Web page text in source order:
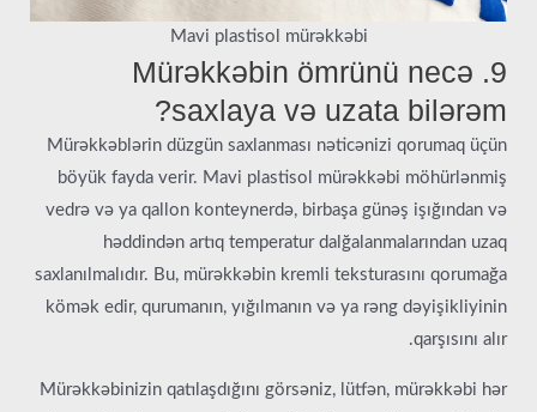
Mavi plastisol mürəkkəbi
9. Mürəkkəbin ömrünü necə
saxlaya və uzata bilərəm?
Mürəkkəblərin düzgün saxlanması nəticənizi qorumaq üçün
böyük fayda verir. Mavi plastisol mürəkkəbi möhürlənmiş
vedrə və ya qallon konteynerdə, birbaşa günəş işığından və
həddindən artıq temperatur dalğalanmalarından uzaq
saxlanılmalıdır. Bu, mürəkkəbin kremli teksturasını qorumağa
kömək edir, qurumanın, yığılmanın və ya rəng dəyişikliyinin
qarşısını alır.
Mürəkkəbinizin qatılaşdığını görsəniz, lütfən, mürəkkəbi hər